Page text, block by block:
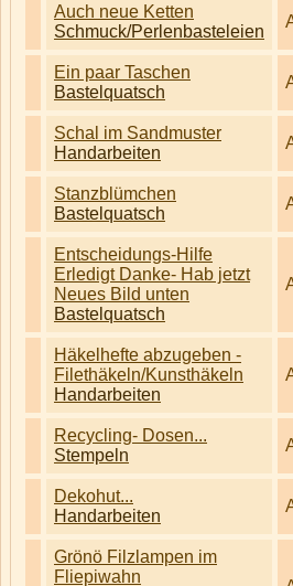
Auch neue Ketten
Schmuck/Perlenbasteleien
Ein paar Taschen
Bastelquatsch
Schal im Sandmuster
Handarbeiten
Stanzblümchen
Bastelquatsch
Entscheidungs-Hilfe
Erledigt Danke- Hab jetzt
Neues Bild unten
Bastelquatsch
Häkelhefte abzugeben -
Filethäkeln/Kunsthäkeln
Handarbeiten
Recycling- Dosen...
Stempeln
Dekohut...
Handarbeiten
Grönö Filzlampen im
Fliepiwahn